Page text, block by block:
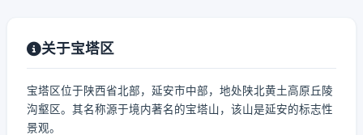
关于宝塔区
宝塔区位于陕西省北部，延安市中部，地处陕北黄土高原丘陵
沟壑区。其名称源于境内著名的宝塔山，该山是延安的标志性
景观。